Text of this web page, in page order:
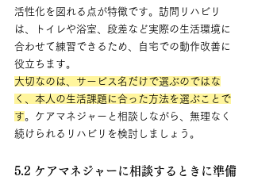
活性化を図れる点が特徴です。訪問リハビリ
は、トイレや浴室、段差など実際の生活環境に
合わせて練習できるため、自宅での動作改善に
役立ちます。
大切なのは、サービス名だけで選ぶのではな
く、本人の生活課題に合った方法を選ぶことで
す。ケアマネジャーと相談しながら、無理なく
続けられるリハビリを検討しましょう。
5.2 ケアマネジャーに相談するときに準備